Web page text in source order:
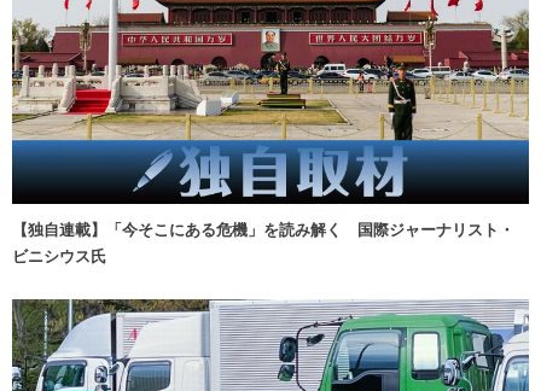
【独自連載】「今そこにある危機」を読み解く 国際ジャーナリスト・
ビニシウス氏